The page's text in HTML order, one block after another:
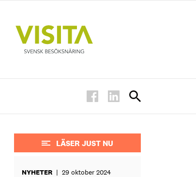
LÄSER JUST NU
NYHETER | 29 oktober 2024